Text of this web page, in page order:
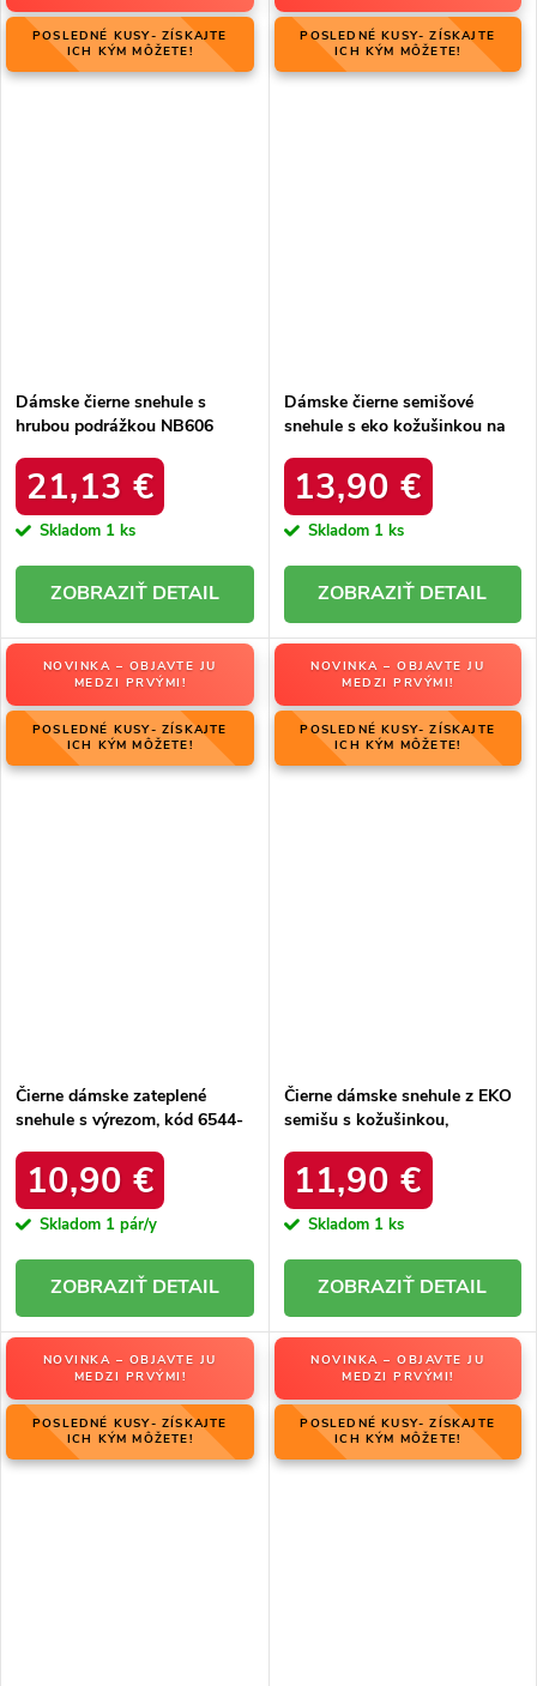
POSLEDNÉ KUSY- ZÍSKAJTE
ICH KÝM MÔŽETE!
Dámske čierne snehule s
hrubou podrážkou NB606
21,13 €
Skladom 1 ks
DETAIL
POSLEDNÉ KUSY- ZÍSKAJTE
ICH KÝM MÔŽETE!
Dámske čierne semišové
snehule s eko kožušinkou na
BLACK
13,90 €
Skladom 1 ks
DETAIL
NOVINKA – OBJAVTE JU
MEDZI PRVÝMI!
POSLEDNÉ KUSY- ZÍSKAJTE
ICH KÝM MÔŽETE!
Čierne dámske zateplené
snehule s výrezom, kód 6544-
10,90 €
Skladom 1 pár/y
DETAIL
NOVINKA – OBJAVTE JU
MEDZI PRVÝMI!
POSLEDNÉ KUSY- ZÍSKAJTE
ICH KÝM MÔŽETE!
Čierne dámske snehule z EKO
semišu s kožušinkou,
11,90 €
Skladom 1 ks
DETAIL
NOVINKA – OBJAVTE JU
MEDZI PRVÝMI!
POSLEDNÉ KUSY- ZÍSKAJTE
ICH KÝM MÔŽETE!
NOVINKA – OBJAVTE JU
MEDZI PRVÝMI!
POSLEDNÉ KUSY- ZÍSKAJTE
ICH KÝM MÔŽETE!